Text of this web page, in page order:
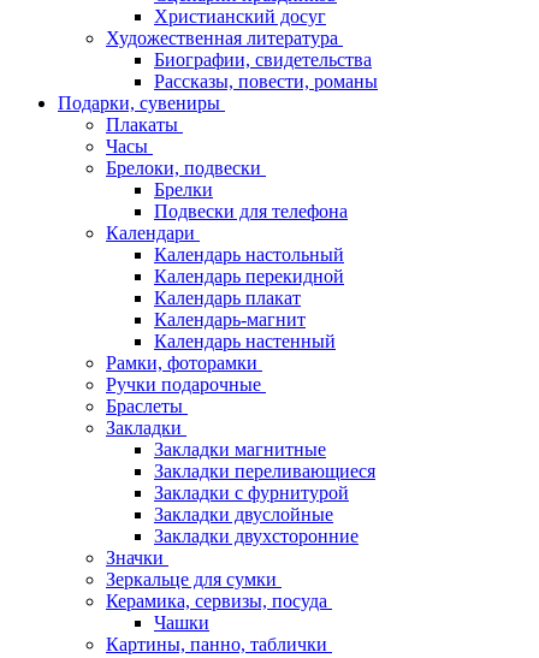
Христианский досуг
Художественная литература
Биографии, свидетельства
Рассказы, повести, романы
Подарки, сувениры
Плакаты
Часы
Брелоки, подвески
Брелки
Подвески для телефона
Календари
Календарь настольный
Календарь перекидной
Календарь плакат
Календарь-магнит
Календарь настенный
Рамки, фоторамки
Ручки подарочные
Браслеты
Закладки
Закладки магнитные
Закладки переливающиеся
Закладки с фурнитурой
Закладки двуслойные
Закладки двухсторонние
Значки
Зеркальце для сумки
Керамика, сервизы, посуда
Чашки
Картины, панно, таблички